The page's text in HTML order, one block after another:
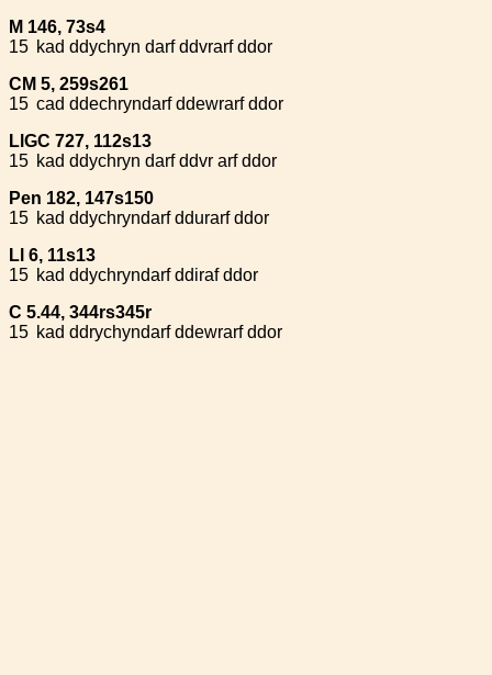
M 146, 73s4
15 kad ddychryn darf ddvrarf ddor
CM 5, 259s261
15 cad ddechryndarf ddewrarf ddor
LlGC 727, 112s13
15 kad ddychryn darf ddvr arf ddor
Pen 182, 147s150
15 kad ddychryndarf ddurarf ddor
Ll 6, 11s13
15 kad ddychryndarf ddiraf ddor
C 5.44, 344rs345r
15 kad ddrychyndarf ddewrarf ddor